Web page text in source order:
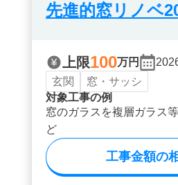
先進的窓リノベ
上限100万円
玄関
窓・サッシ
対象工事の例
窓のガラスを複層ガラス
ど
工事金額の